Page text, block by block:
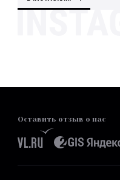
Оставить отзыв о нас